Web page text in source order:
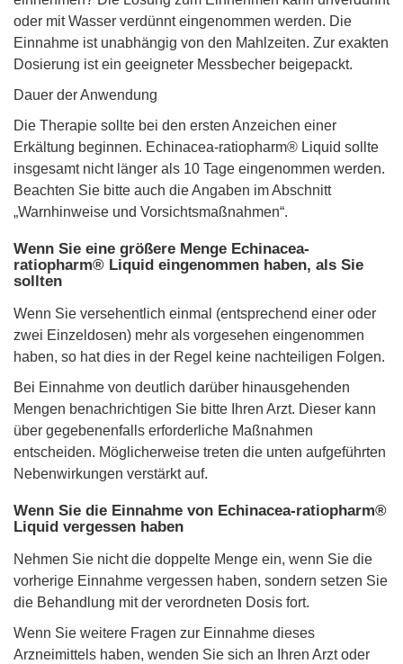
oder mit Wasser verdünnt eingenommen werden. Die
Einnahme ist unabhängig von den Mahlzeiten. Zur exakten
Dosierung ist ein geeigneter Messbecher beigepackt.
Dauer der Anwendung
Die Therapie sollte bei den ersten Anzeichen einer
Erkältung beginnen. Echinacea-ratiopharm® Liquid sollte
insgesamt nicht länger als 10 Tage eingenommen werden.
Beachten Sie bitte auch die Angaben im Abschnitt
„Warnhinweise und Vorsichtsmaßnahmen“.
Wenn Sie eine größere Menge Echinacea-
ratiopharm® Liquid eingenommen haben, als Sie
sollten
Wenn Sie versehentlich einmal (entsprechend einer oder
zwei Einzeldosen) mehr als vorgesehen eingenommen
haben, so hat dies in der Regel keine nachteiligen Folgen.
Bei Einnahme von deutlich darüber hinausgehenden
Mengen benachrichtigen Sie bitte Ihren Arzt. Dieser kann
über gegebenenfalls erforderliche Maßnahmen
entscheiden. Möglicherweise treten die unten aufgeführten
Nebenwirkungen verstärkt auf.
Wenn Sie die Einnahme von Echinacea-ratiopharm®
Liquid vergessen haben
Nehmen Sie nicht die doppelte Menge ein, wenn Sie die
vorherige Einnahme vergessen haben, sondern setzen Sie
die Behandlung mit der verordneten Dosis fort.
Wenn Sie weitere Fragen zur Einnahme dieses
Arzneimittels haben, wenden Sie sich an Ihren Arzt oder